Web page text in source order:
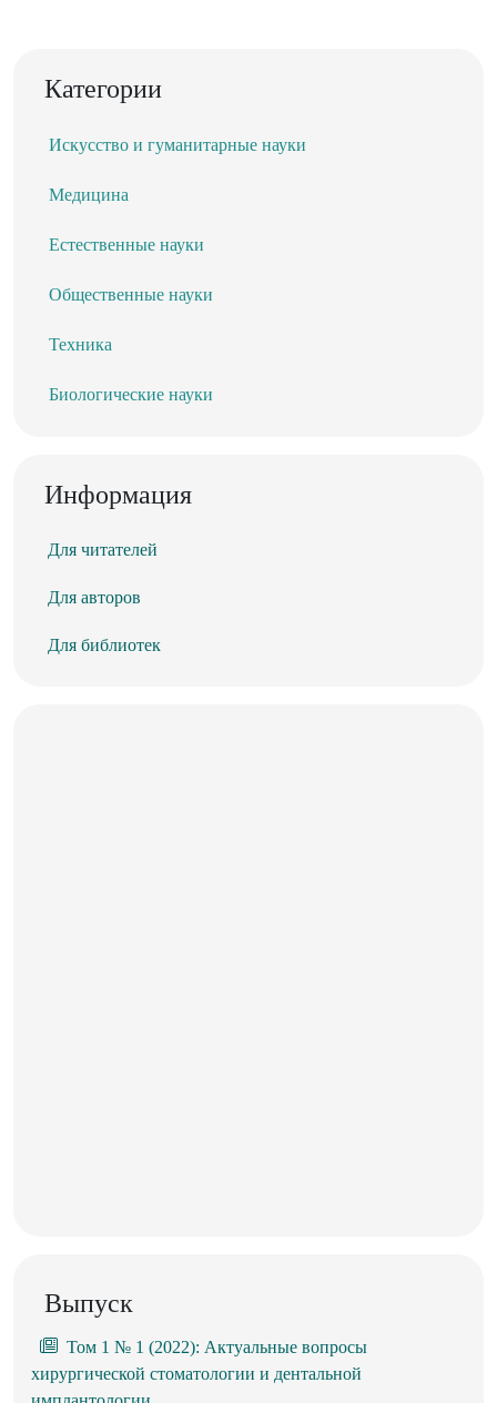
Категории
Искусство и гуманитарные науки
Медицина
Естественные науки
Общественные науки
Техника
Биологические науки
Информация
Для читателей
Для авторов
Для библиотек
Выпуск
Том 1 № 1 (2022): Актуальные вопросы
хирургической стоматологии и дентальной